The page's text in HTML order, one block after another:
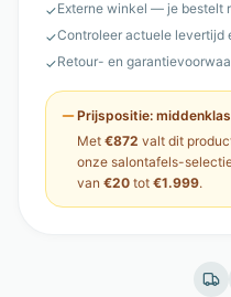
✓Externe winkel — je bestelt
✓Controleer actuele levertijd
✓Retour- en
Prijspositie:
Met €872 valt dit
onze salontafels-
van €20 tot €1.999.